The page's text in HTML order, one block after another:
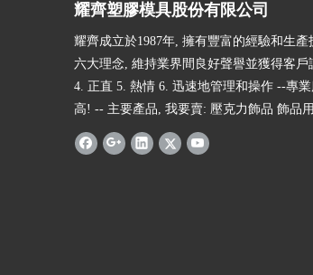
耀齊塑膠模具股份有限公司
耀齊成立於1987年, 擁有豐富的經驗和生
六大理念, 維持業界間良好聲譽並獲得客
4. 正直 5. 熱情 6. 迅速地管理和操作 --專
高! -- 主要產品, 我要賣: 壓克力飾品 飾品